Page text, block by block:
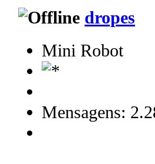
dropes
Mini Robot
Mensagens: